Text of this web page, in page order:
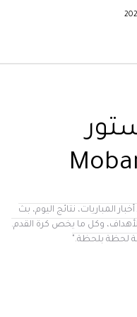
المباريات، نتائج اليوم، بث
وكل ما يخص كرة القدم.
لحظة بلحظة."